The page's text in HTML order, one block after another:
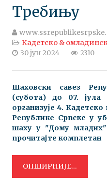
Требињу
Кадетско &
30 јун 2024
2310
Шаховски савез
(субота) до 07. јула
организује 4.
Републике Српске у
шаху у "Дому
прочитајте комплетан
ОПШИРНИЈЕ...